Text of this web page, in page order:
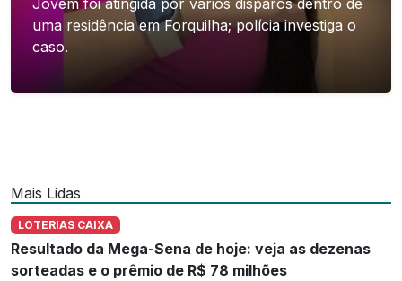
Jovem foi atingida por vários disparos dentro de
uma residência em Forquilha; polícia investiga o
caso.
Mais Lidas
LOTERIAS CAIXA
Resultado da Mega-Sena de hoje: veja as dezenas
sorteadas e o prêmio de R$ 78 milhões